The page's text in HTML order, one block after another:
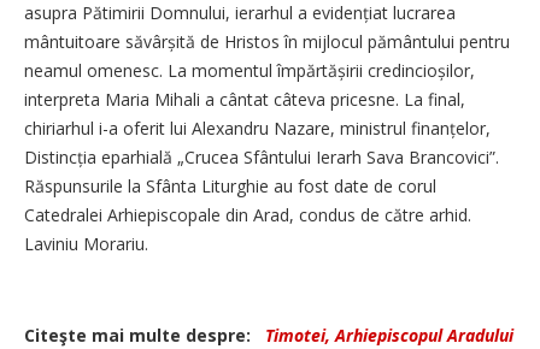
asupra Pătimirii Domnului, ierarhul a evidențiat lucrarea
mântuitoare săvârșită de Hristos în mijlocul pământului pentru
neamul omenesc. La momentul împărtășirii cre­din­cio­șilor,
interpreta Maria Mihali a cântat câteva pricesne. La final,
chiriarhul i-a oferit lui Alexandru Nazare, ministrul finanțelor,
Distincția eparhială „Crucea Sfântului Ierarh Sava Brancovici”.
Răspunsurile la Sfânta Liturghie au fost date de corul
Catedralei Arhiepiscopale din Arad, condus de către arhid.
Laviniu Morariu.
Citeşte mai multe despre: Timotei, Arhiepiscopul Aradului